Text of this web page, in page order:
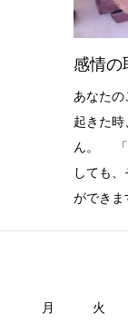
感情の
あなた
起きた
ん。 「
しても
ができま
月 火